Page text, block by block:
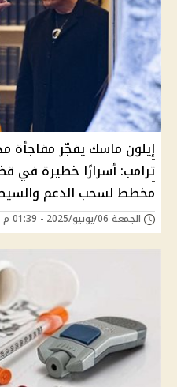
إيلون ماسك يفجّر مفاجأة
ترامب: أسرارًا خطيرة في
مخطط لسحب الدعم
الجمعة 06/يونيو/2025 - 01:39 م